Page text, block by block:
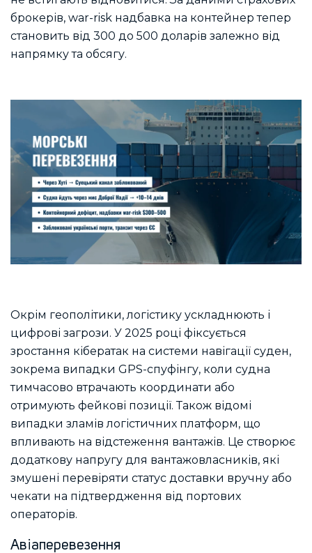
брокерів, war-risk надбавка на контейнер тепер
становить від 300 до 500 доларів залежно від
напрямку та обсягу.
Окрім геополітики, логістику ускладнюють і
цифрові загрози. У 2025 році фіксується
зростання кібератак на системи навігації суден,
зокрема випадки GPS-спуфінгу, коли судна
тимчасово втрачають координати або
отримують фейкові позиції. Також відомі
випадки зламів логістичних платформ, що
впливають на відстеження вантажів. Це створює
додаткову напругу для вантажовласників, які
змушені перевіряти статус доставки вручну або
чекати на підтвердження від портових
операторів.
Авіаперевезення